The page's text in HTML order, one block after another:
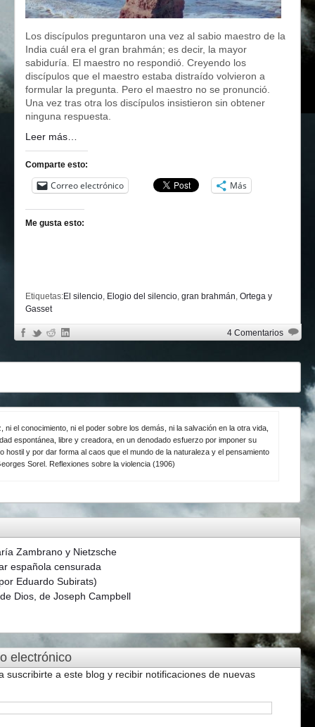
Los discípulos preguntaron una vez al sabio maestro de la
India cuál era el gran brahmán; es decir, la mayor
sabiduría. El maestro no respondió. Creyendo los
discípulos que el maestro estaba distraído volvieron a
formular la pregunta. Pero el maestro no se pronunció.
Una vez tras otra los discípulos insistieron sin obtener
ninguna respuesta.
Leer más…
Comparte esto:
Correo electrónico Más
Me gusta esto:
Etiquetas:El silencio, Elogio del silencio, gran brahmán, Ortega y
Gasset
4 Comentarios
ni el conocimiento, ni el poder sobre los demás, ni la salvación en la otra vida,
espontánea, libre y creadora, en un denodado esfuerzo por imponer su
hostil y por dar forma al caos que el mundo de la naturaleza y el pensamiento
Sorel. Reflexiones sobre la violencia (1906)
Zambrano y Nietzsche
española censurada
Eduardo Subirats)
Dios, de Joseph Campbell
electrónico
suscribirte a este blog y recibir notificaciones de nuevas